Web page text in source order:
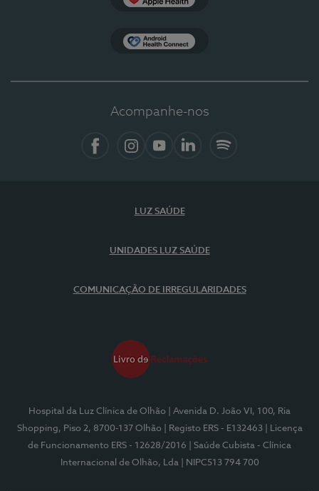
Acompanhe-nos
LUZ SAÚDE
UNIDADES LUZ SAÚDE
COMUNICAÇÃO DE IRREGULARIDADES
Hospital da Luz Clínica de Olhão
| Avenida D. João VI, 100, Ria
Shopping, Piso 2, 8700-137 Olhão
| Registo ERS - E132463
| Licença
de Funcionamento ERS - 12628/2016
| Saúde Cubista - Clínica
Internacional de Olhão, Lda
| NIPC513 794 700